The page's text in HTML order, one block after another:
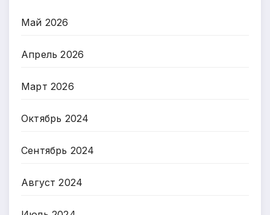
Май 2026
Апрель 2026
Март 2026
Октябрь 2024
Сентябрь 2024
Август 2024